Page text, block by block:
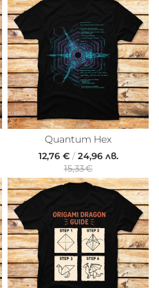
Quantum Hex
12,76 €/24,96 лв.
15,33 €